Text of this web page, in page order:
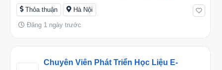
Thỏa thuận Hà Nội
Đăng 1 ngày trước
Chuyên Viên Phát Triển Học Liệu E-